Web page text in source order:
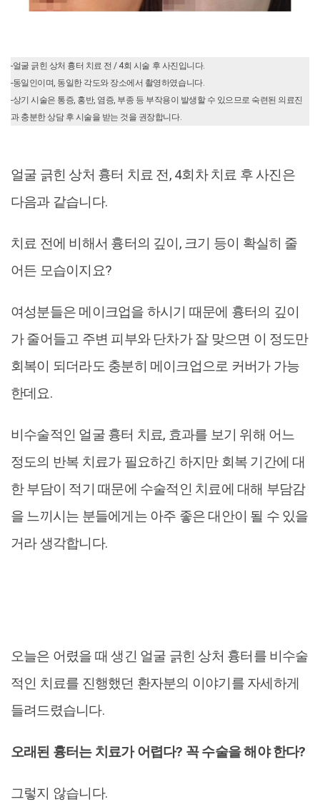
-얼굴 긁힌 상처 흉터 치료 전 / 4회 시술 후 사진입니다.
-동일인이며, 동일한 각도와 장소에서 촬영하였습니다.
-상기 시술은 통증, 홍반, 염증, 부종 등 부작용이 발생할 수 있으므로 숙련된 의료진
과 충분한 상담 후 시술을 받는 것을 권장합니다.
얼굴 긁힌 상처 흉터 치료 전, 4회차 치료 후 사진은
다음과 같습니다.
치료 전에 비해서 흉터의 깊이, 크기 등이 확실히 줄
어든 모습이지요?
여성분들은 메이크업을 하시기 때문에 흉터의 깊이
가 줄어들고 주변 피부와 단차가 잘 맞으면 이 정도만
회복이 되더라도 충분히 메이크업으로 커버가 가능
한데요.
비수술적인 얼굴 흉터 치료, 효과를 보기 위해 어느
정도의 반복 치료가 필요하긴 하지만 회복 기간에 대
한 부담이 적기 때문에 수술적인 치료에 대해 부담감
을 느끼시는 분들에게는 아주 좋은 대안이 될 수 있을
거라 생각합니다.
오늘은 어렸을 때 생긴 얼굴 긁힌 상처 흉터를 비수술
적인 치료를 진행했던 환자분의 이야기를 자세하게
들려드렸습니다.
오래된 흉터는 치료가 어렵다? 꼭 수술을 해야 한다?
그렇지 않습니다.